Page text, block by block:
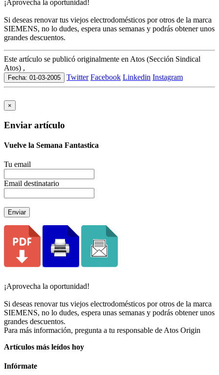
¡Aprovecha la oportunidad!
Si deseas renovar tus viejos electrodomésticos por otros de la marca
SIEMENS, no lo dudes, espera unas semanas y podrás obtener unos
grandes descuentos.
Este artículo se publicó originalmente en Atos (Sección Sindical
Atos) ,
Fecha: 01-03-2005 Twitter Facebook Linkedin Instagram
×
Enviar artículo
Vuelve la Semana Fantastica
Tu email
Email destinatario
Enviar
¡Aprovecha la oportunidad!
Si deseas renovar tus viejos electrodomésticos por otros de la marca
SIEMENS, no lo dudes, espera unas semanas y podrás obtener unos
grandes descuentos.
Para más información, pregunta a tu responsable de Atos Origin
Artículos más leídos hoy
Infórmate